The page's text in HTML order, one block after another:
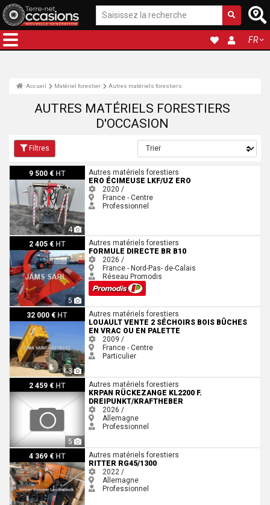
FR
Accueil Matériel forestier Autres matériels forestiers
AUTRES MATÉRIELS FORESTIERS
D'OCCASION
Filtres
9 500 € HT
4
Ero Écimeuse LKF/UZ EROAutres matériels forestiers
ERO ÉCIMEUSE LKF/UZ ERO
2020 /
France - Centre
Professionnel
2 405 € HT
5
Formule Directe BR B10 Autres matériels forestiers
FORMULE DIRECTE BR B10
2026 /
France - Nord-Pas- de-Calais
Réseau Promodis
32 000 € HT
3
Louault Vente 2 séchoirs bois bûches en vrac ou en palette
Autres matériels forestiers
LOUAULT VENTE 2 SÉCHOIRS BOIS BÛCHES
EN VRAC OU EN PALETTE
2009 /
France - Centre
Particulier
2 459 € HT
5
Krpan Rückezange KL2200 f. Dreipunkt/Kraftheber
Autres matériels forestiers
KRPAN RÜCKEZANGE KL2200 F.
DREIPUNKT/KRAFTHEBER
2026 /
Allemagne
Professionnel
4 369 € HT
Ritter RG45/1300
Autres matériels forestiers
RITTER RG45/1300
2022 /
Allemagne
Professionnel